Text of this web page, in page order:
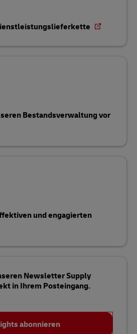
Bestandsverwaltung vor
und engagierten
Newsletter Supply
in Ihrem Posteingang.
abonnieren